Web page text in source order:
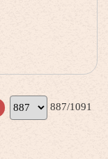
887/1091